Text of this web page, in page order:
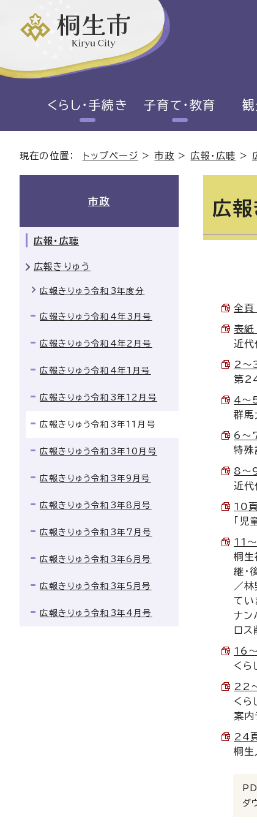
くらし・手続き 子育て・教育 観
現在の位置： トップページ >市政 > 広報・広聴 >
広
全
表
近代
2〜
第24
4〜
群馬
6〜
特殊
8〜
近
10
「
11
桐生
継・
／
てい
ナン
ロ
16
くら
22
くら
案内
24
桐生
ダ
市政
広報・広聴
広報きりゅう
広報きりゅう令和3年度分
広報きりゅう令和4年3月号
広報きりゅう令和4年2月号
広報きりゅう令和4年1月号
広報きりゅう令和3年12月号
広報きりゅう令和3年11月号
広報きりゅう令和3年10月号
広報きりゅう令和3年9月号
広報きりゅう令和3年8月号
広報きりゅう令和3年7月号
広報きりゅう令和3年6月号
広報きりゅう令和3年5月号
広報きりゅう令和3年4月号